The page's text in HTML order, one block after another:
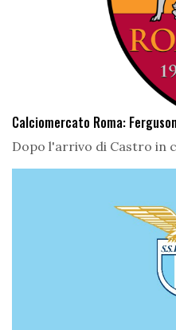
Calciomercato Roma:
Dopo l'arrivo di Castro in